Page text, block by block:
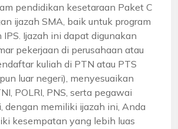
pendidikan kesetaraan Paket C
ijazah SMA, baik untuk program
IPS. Ijazah ini dapat digunakan
pekerjaan di perusahaan atau
kuliah di PTN atau PTS
luar negeri), menyesuaikan
POLRI, PNS, serta pegawai
dengan memiliki ijazah ini, Anda
kesempatan yang lebih luas